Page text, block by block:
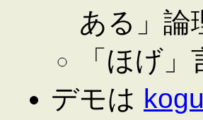
ある」論
「ほげ
デモは